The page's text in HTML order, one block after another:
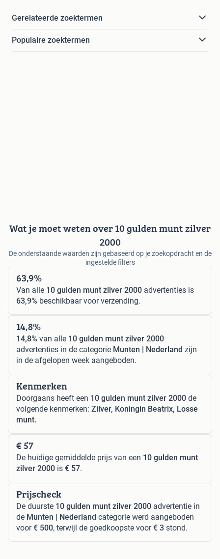
Gerelateerde zoektermen
Populaire zoektermen
Wat je moet weten over 10 gulden munt zilver
2000
De onderstaande waarden zijn gebaseerd op je zoekopdracht en de
ingestelde filters
63,9%
Van alle 10 gulden munt zilver 2000 advertenties is
63,9% beschikbaar voor verzending.
14,8%
14,8% van alle 10 gulden munt zilver 2000
advertenties in de categorie Munten | Nederland zijn
in de afgelopen week aangeboden.
Kenmerken
Doorgaans heeft een 10 gulden munt zilver 2000 de
volgende kenmerken: Zilver, Koningin Beatrix, Losse
munt.
€ 57
De huidige gemiddelde prijs van een 10 gulden munt
zilver 2000 is € 57.
Prijscheck
De duurste 10 gulden munt zilver 2000 advertentie in
de Munten | Nederland categorie werd aangeboden
voor€ 500, terwijl de goedkoopste voor€ 3 stond.